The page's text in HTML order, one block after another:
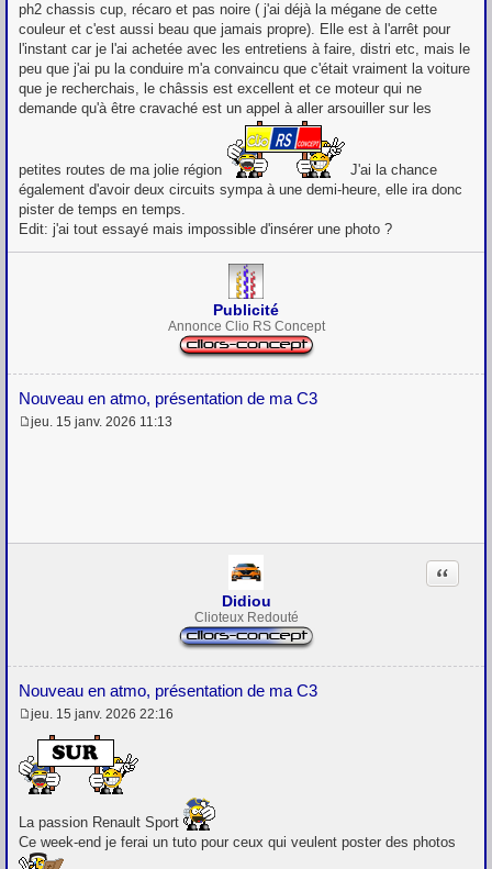
ph2 chassis cup, récaro et pas noire ( j'ai déjà la mégane de cette
couleur et c'est aussi beau que jamais propre). Elle est à l'arrêt pour
l'instant car je l'ai achetée avec les entretiens à faire, distri etc, mais le
peu que j'ai pu la conduire m'a convaincu que c'était vraiment la voiture
que je recherchais, le châssis est excellent et ce moteur qui ne
demande qu'à être cravaché est un appel à aller arsouiller sur les
petites routes de ma jolie région
J'ai la chance
également d'avoir deux circuits sympa à une demi-heure, elle ira donc
pister de temps en temps.
Edit: j'ai tout essayé mais impossible d'insérer une photo ?
Publicité
Annonce Clio RS Concept
Nouveau en atmo, présentation de ma C3
M
jeu. 15 janv. 2026 11:13
Didiou
Clioteux Redouté
Nouveau en atmo, présentation de ma C3
Citation
M
e
s
s
a
e
jeu. 15 janv. 2026 22:16
La passion Renault Sport
Ce week-end je ferai un tuto pour ceux qui veulent poster des photos